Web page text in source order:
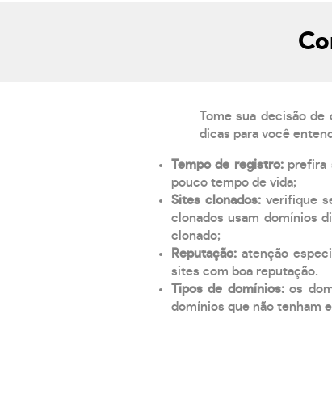
Tome sua decisão
dicas para você
Tempo de registro: prefira
pouco tempo de vida;
Sites clonados: verifique
clonados usam domínios
clonado;
Reputação: atenção
sites com boa reputação.
Tipos de domínios:os
domínios que não tenham